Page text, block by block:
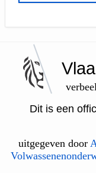
Dit is een
uitgegeven door